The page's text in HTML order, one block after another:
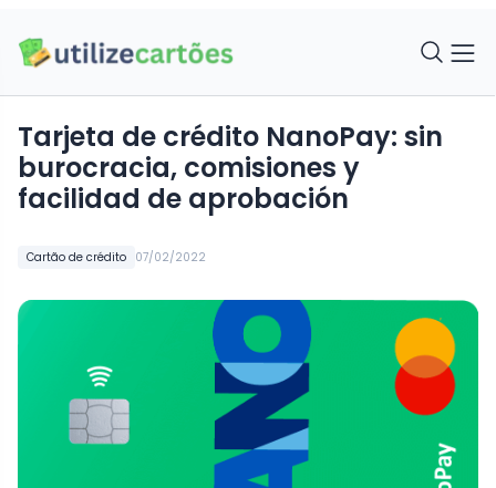
Cartão de crédito 07/02/2022
Tarjeta de crédito NanoPay: sin
burocracia, comisiones y
facilidad de aprobación